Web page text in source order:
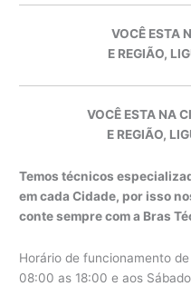
VOCÊ ESTA
E REGIÃO,
VOCÊ ESTA NA
E REGIÃO,
Temos técnicos
em cada Cidade, por isso
conte sempre com a Bras
Horário de funcionamento
08:00 as 18:00 e aos